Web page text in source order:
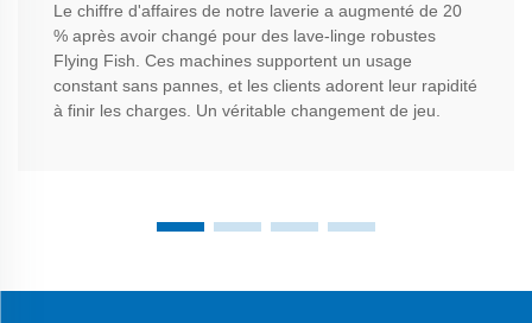
Le chiffre d'affaires de notre laverie a augmenté de 20
% après avoir changé pour des lave-linge robustes
Flying Fish. Ces machines supportent un usage
constant sans pannes, et les clients adorent leur rapidité
à finir les charges. Un véritable changement de jeu.